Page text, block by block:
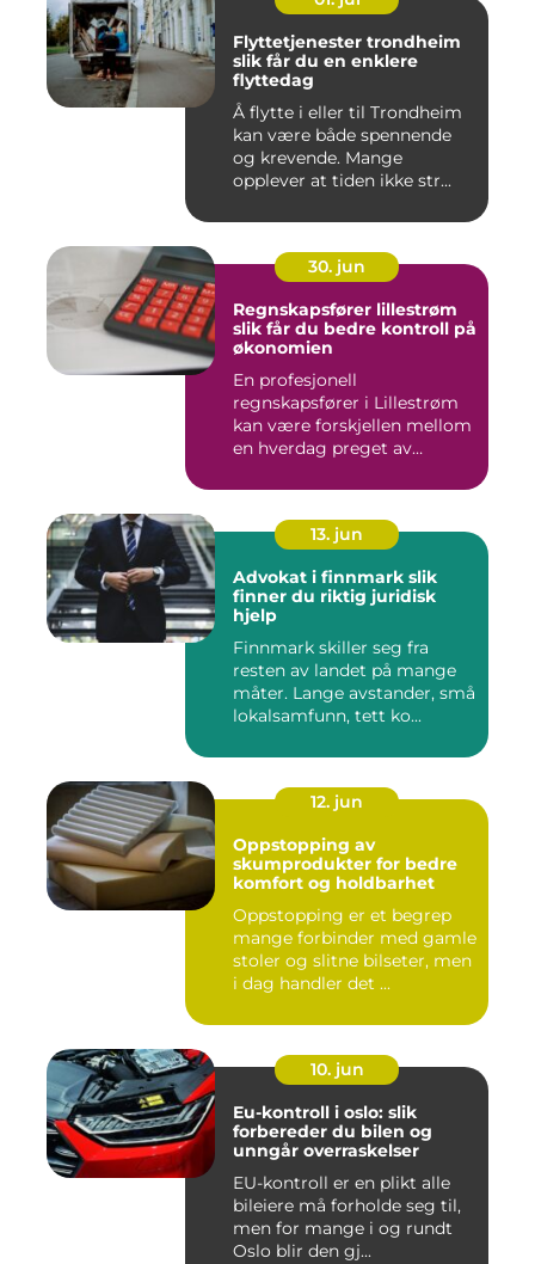
Flyttetjenester trondheim
slik får du en enklere
flyttedag
Å flytte i eller til Trondheim
kan være både spennende
og krevende. Mange
opplever at tiden ikke str...
30. jun
Regnskapsfører lillestrøm
slik får du bedre kontroll på
økonomien
En profesjonell
regnskapsfører i Lillestrøm
kan være forskjellen mellom
en hverdag preget av
13. jun
Advokat i finnmark slik
finner du riktig juridisk
hjelp
Finnmark skiller seg fra
resten av landet på mange
måter. Lange avstander, små
lokalsamfunn, tett ko...
12. jun
Oppstopping av
skumprodukter for bedre
komfort og holdbarhet
Oppstopping er et begrep
mange forbinder med gamle
stoler og slitne bilseter, men
i dag handler det ...
10. jun
Eu-kontroll i oslo: slik
forbereder du bilen og
unngår overraskelser
EU-kontroll er en plikt alle
bileiere må forholde seg til,
men for mange i og rundt
Oslo blir den gj...